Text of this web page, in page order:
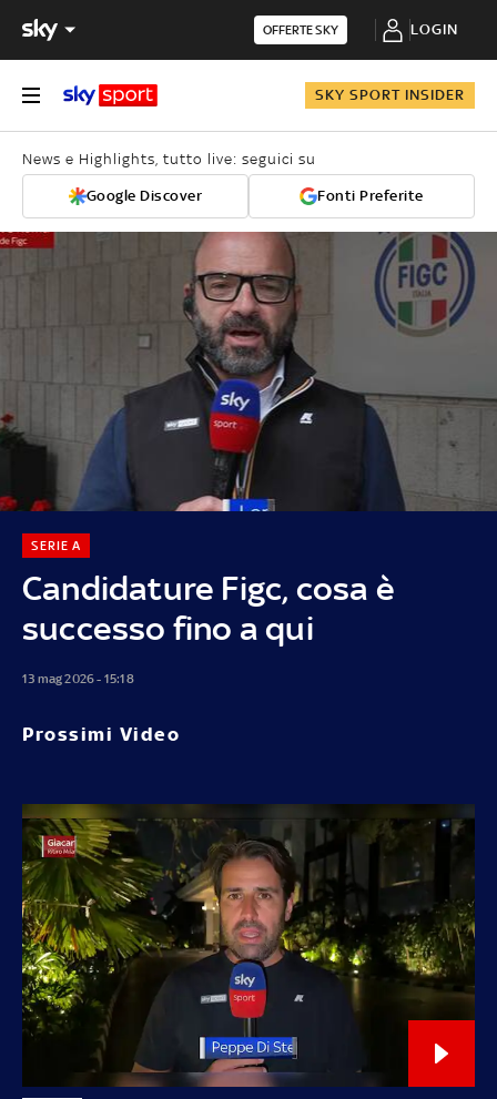
OFFERTE SKY LOGIN
SKY SPORT INSIDER
News e Highlights, tutto live: seguici su
Google Discover Fonti Preferite
Candidature Figc, cosa è
successo fino a qui
SERIE A
13 mag 2026 - 15:18
Prossimi Video